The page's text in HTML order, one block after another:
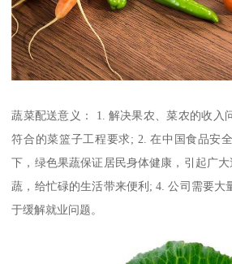
蔬菜配送意义： 1. 解决果农、菜农的收入
符合的菜篮子工程要求; 2. 在中国食品安
下，绿色果蔬保证居民身体健康，引起广
蔬，给忙碌的生活带来便利; 4. 公司需要大
于缓解就业问题。